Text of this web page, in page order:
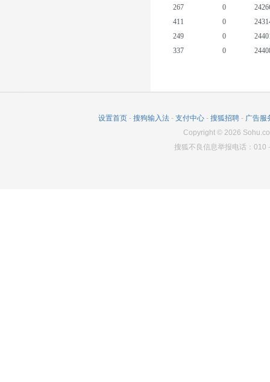
267
0
411
0
249
0
337
0
496
1
311
0
设置首页 - 搜狗输入法 - 支付中心 - 搜狐招聘 - 广告服
Copyright© 2026
搜狐不良信息举报电话：010